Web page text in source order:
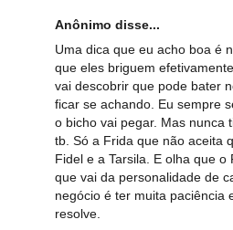
Anônimo disse...
Uma dica que eu acho boa é
que eles briguem
vai descobrir que pode bater
ficar se achando. Eu sempre
o bicho vai pegar. Mas nunca
tb. Só a Frida que não aceita
Fidel e a Tarsila. E olha que o
que vai da personalidade de
negócio é ter muita paciência
resolve.